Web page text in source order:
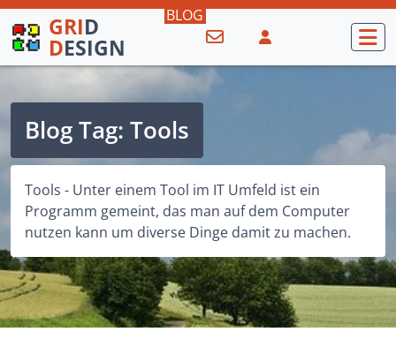
GRID
DESIGN
Blog Tag: Tools
Tools - Unter einem Tool im IT Umfeld ist ein
Programm gemeint, das man auf dem Computer
nutzen kann um diverse Dinge damit zu machen.